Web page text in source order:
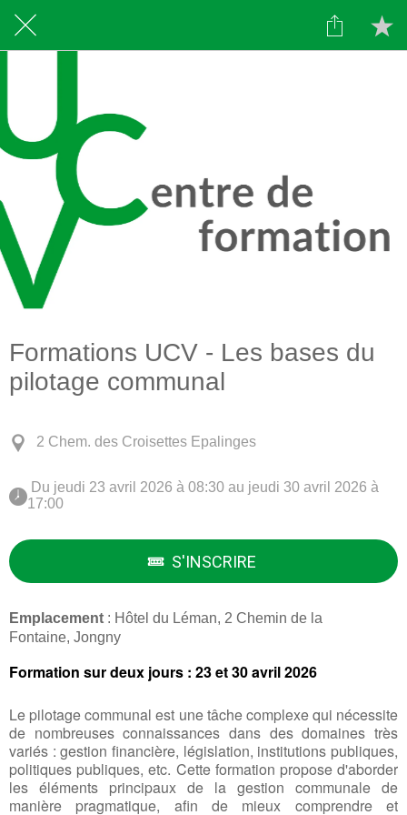
Formations UCV - Les bases du
pilotage communal
2 Chem. des Croisettes Epalinges
17:00
S'INSCRIRE
Emplacement : Hôtel du Léman, 2 Chemin de la
Fontaine, Jongny
Formation sur deux jours : 23 et 30 avril 2026
Le pilotage communal est une tâche complexe qui nécessite
de nombreuses connaissances dans des domaines très
variés : gestion financière, législation, institutions publiques,
politiques publiques, etc. Cette formation propose d'aborder
les éléments principaux de la gestion communale de
manière pragmatique, afin de mieux comprendre et